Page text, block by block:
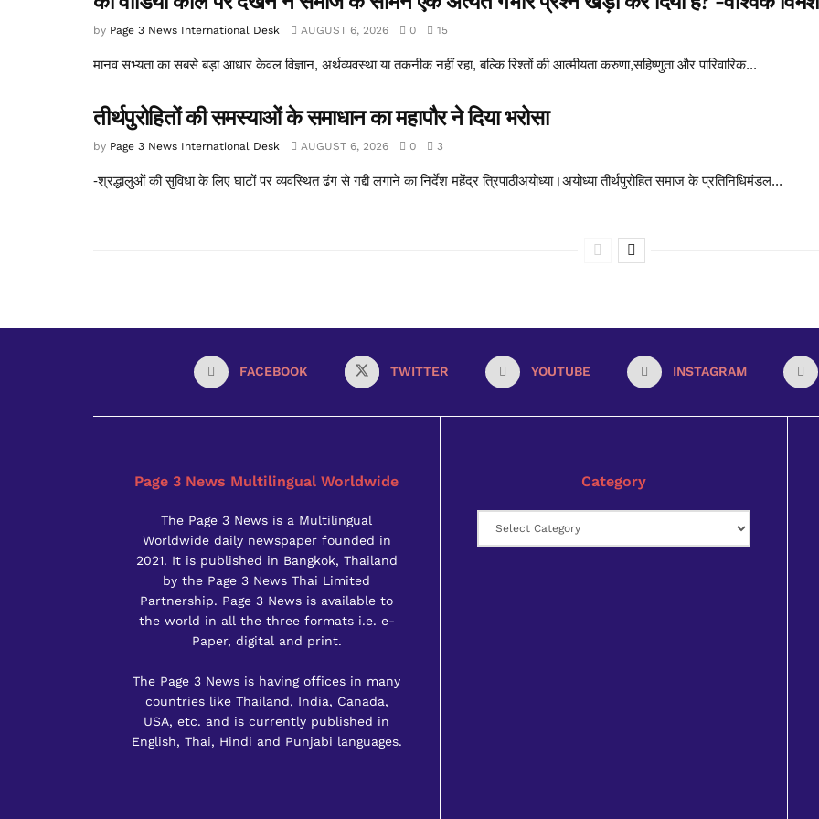
by Page 3 News International Desk AUGUST 6, 2026 0 15
मानव सभ्यता का सबसे बड़ा आधार केवल विज्ञान, अर्थव्यवस्था या तकनीक नहीं रहा, बल्कि रिश्तों की आत्मीयता करुणा,सहिष्णुता और पारिवारिक...
तीर्थपुरोहितों की समस्याओं के समाधान का महापौर ने दिया भरोसा
by Page 3 News International Desk AUGUST 6, 2026 0 3
-श्रद्धालुओं की सुविधा के लिए घाटों पर व्यवस्थित ढंग से गद्दी लगाने का निर्देश महेंद्र त्रिपाठीअयोध्या।अयोध्या तीर्थपुरोहित समाज के प्रतिनिधिमंडल...
FACEBOOK TWITTER YOUTUBE INSTAGRAM
Page 3 News Multilingual Worldwide
The Page 3 News is a Multilingual
Worldwide daily newspaper founded in
2021. It is published in Bangkok, Thailand
by the Page 3 News Thai Limited
Partnership. Page 3 News is available to
the world in all the three formats i.e. e-
Paper, digital and print.
The Page 3 News is having offices in many
countries like Thailand, India, Canada,
USA, etc. and is currently published in
English, Thai, Hindi and Punjabi languages.
Category